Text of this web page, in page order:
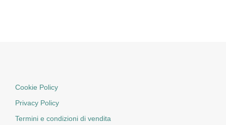
Cookie Policy
Privacy Policy
Termini e condizioni di vendita